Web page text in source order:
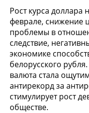
Рост курса
феврале, снижение
проблемы в
следствие,
экономике
белорусского
валюта стала
антирекорд за
стимулирует рост
обществе.